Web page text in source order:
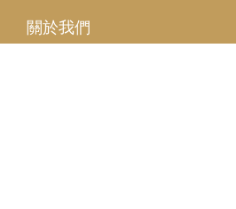
關於我們